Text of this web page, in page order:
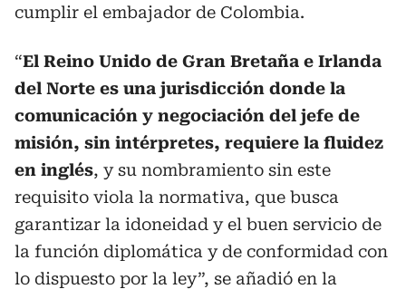
cumplir el embajador de Colombia.
“El Reino Unido de Gran Bretaña e Irlanda
del Norte es una jurisdicción donde la
comunicación y negociación del jefe de
misión, sin intérpretes, requiere la fluidez
en inglés, y su nombramiento sin este
requisito viola la normativa, que busca
garantizar la idoneidad y el buen servicio de
la función diplomática y de conformidad con
lo dispuesto por la ley”, se añadió en la